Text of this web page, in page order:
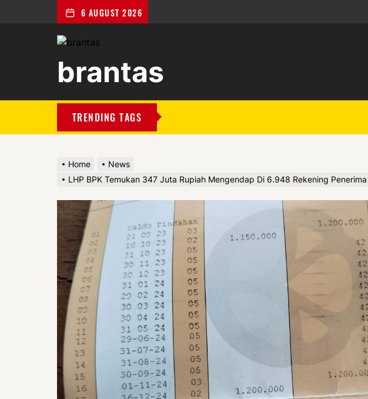
6 AUGUST 2026
brantas
TRENDING TAGS
Home
News
LHP BPK Temukan 347 Juta Rupiah Mengendap Di 6.948 Rekening